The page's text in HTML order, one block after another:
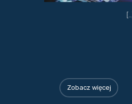
[…]
Zobacz więcej